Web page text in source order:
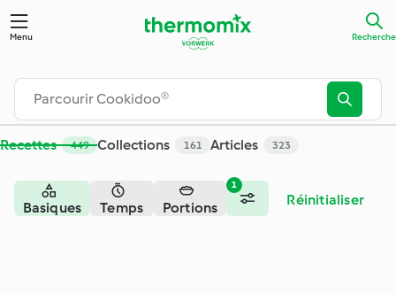
Menu Recherche
Recettes 449 Collections 161 Articles 323
1
Basiques Temps Portions Réinitialiser